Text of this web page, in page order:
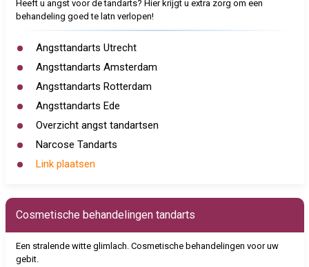
Heeft u angst voor de tandarts? Hier krijgt u extra zorg om een
behandeling goed te latn verlopen!
Angsttandarts Utrecht
Angsttandarts Amsterdam
Angsttandarts Rotterdam
Angsttandarts Ede
Overzicht angst tandartsen
Narcose Tandarts
Link plaatsen
Cosmetische behandelingen tandarts
Een stralende witte glimlach. Cosmetische behandelingen voor uw
gebit.